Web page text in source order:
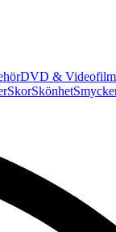
DVD &
SkorSkönhet